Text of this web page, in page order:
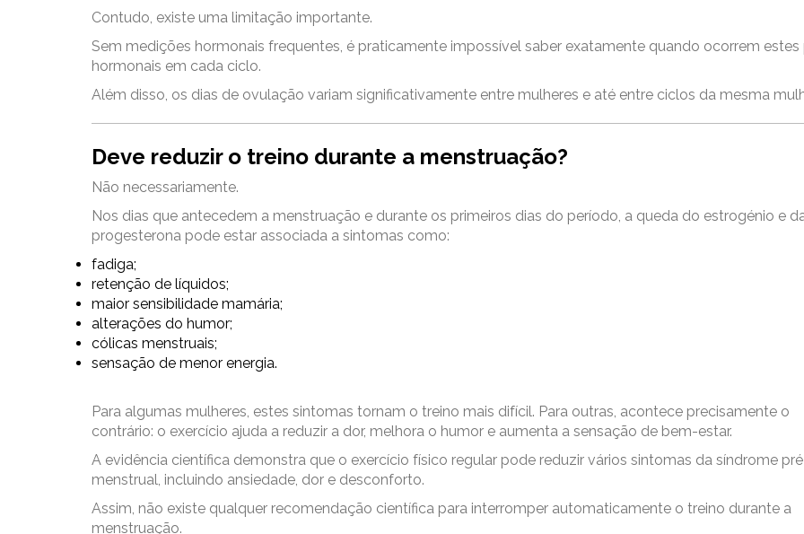
Contudo, existe uma limitação importante.
Sem medições hormonais frequentes, é praticamente impossível saber exatamente quando ocorrem estes
hormonais em cada ciclo.
Além disso, os dias de ovulação variam significativamente entre mulheres e até entre ciclos da mesma
Deve reduzir o treino durante a menstruação?
Não necessariamente.
Nos dias que antecedem a menstruação e durante os primeiros dias do período, a queda do estrogénio e
progesterona pode estar associada a sintomas como:
fadiga;
retenção de líquidos;
maior sensibilidade mamária;
alterações do humor;
cólicas menstruais;
sensação de menor energia.
Para algumas mulheres, estes sintomas tornam o treino mais difícil. Para outras, acontece precisamente o
contrário: o exercício ajuda a reduzir a dor, melhora o humor e aumenta a sensação de bem-estar.
A evidência científica demonstra que o exercício físico regular pode reduzir vários sintomas da síndrome
menstrual, incluindo ansiedade, dor e desconforto.
Assim, não existe qualquer recomendação científica para interromper automaticamente o treino durante a
menstruação.